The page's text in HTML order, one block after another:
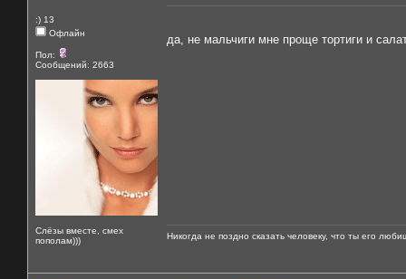
:) 13
Офлайн
Пол:
Сообщений: 2663
Слёзы вместе, смех
пополам)))
да, не мальчиги мне проще тортиги и
Никогда не поздно сказать человеку, что ты его